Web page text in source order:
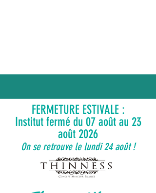
FERMETURE ESTIVALE :
Institut fermé du 07 août au 23
août 2026
On se retrouve le lundi 24 août !